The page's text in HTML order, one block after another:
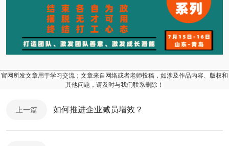
官网所发文章用于学习交流；文章来自网络或者老师投稿，如涉及作品内容、版权和
其他问题，请及时与我们联系删除！
上一篇 如何推进企业减员增效？